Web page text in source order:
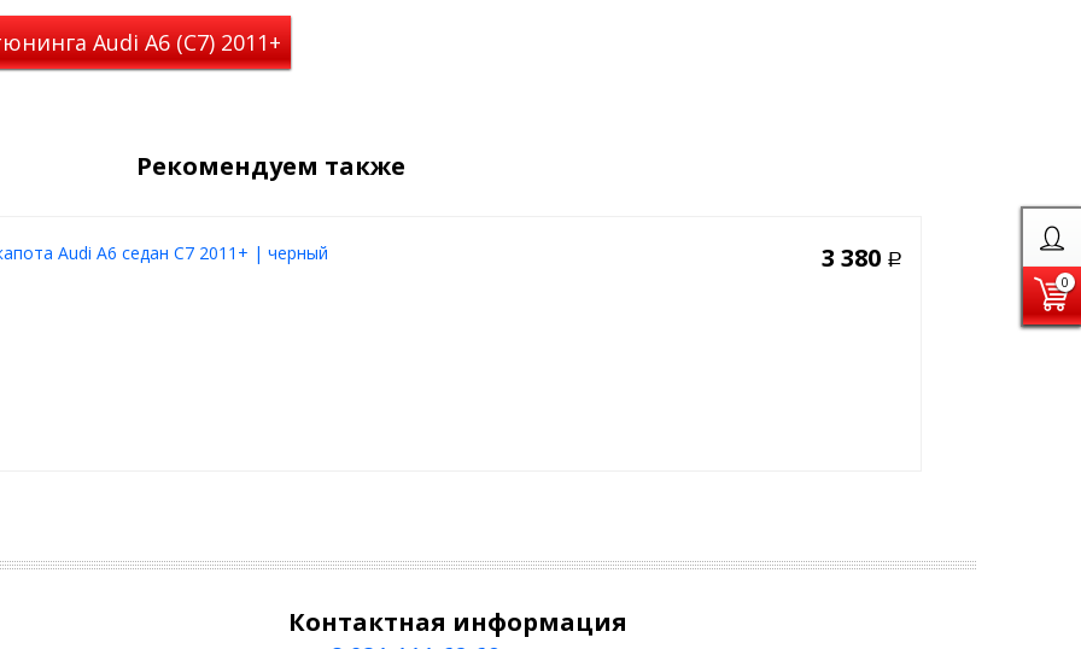
0
Audi A6 (C7) 2011+
Рекомендуем также
Audi A6 седан C7 2011+ | черный 3 380 Р
Контактная информация